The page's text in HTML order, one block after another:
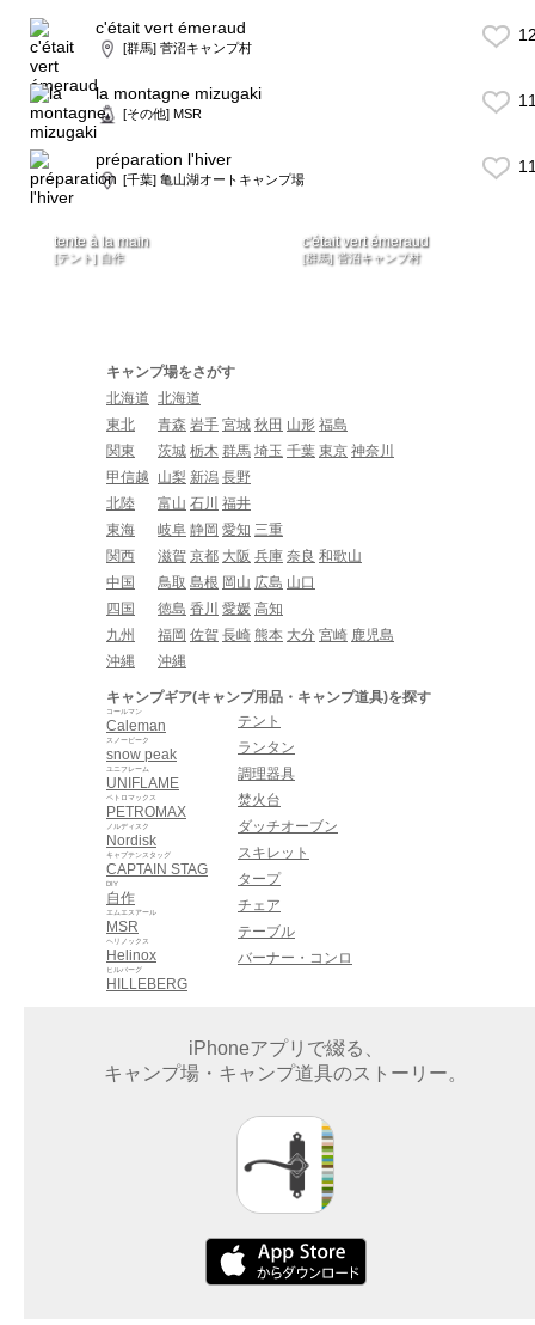
c'était vert émeraud
[群馬] 菅沼キャンプ村
la montagne mizugaki
[その他] MSR
préparation l'hiver
[千葉] 亀山湖オートキャンプ場
tente à la main
[テント] 自作
c'était vert émeraud
[群馬] 菅沼キャンプ村
キャンプ場をさがす
北海道 北海道
東北
青森 岩手 宮城 秋田 山形 福島
関東
茨城 栃木 群馬 埼玉 千葉 東京 神奈川
甲信越
山梨 新潟 長野
北陸
富山 石川 福井
東海
岐阜 静岡 愛知 三重
関西
滋賀 京都 大阪 兵庫 奈良 和歌山
中国
鳥取 島根 岡山 広島 山口
四国
徳島 香川 愛媛 高知
九州
福岡 佐賀 長崎 熊本 大分 宮崎 鹿児島
沖縄
沖縄
キャンプギア(キャンプ用品・キャンプ道具)を探す
Caleman
コールマン
snow peak
スノーピーク
UNIFLAME
ユニフレーム
PETROMAX
ペトロマックス
Nordisk
ノルディスク
CAPTAIN STAG
キャプテンスタッグ
自作
DIY
MSR
エムエスアール
Helinox
ヘリノックス
HILLEBERG
ヒルバーグ
テント
ランタン
調理器具
焚火台
ダッチオーブン
スキレット
タープ
チェア
テーブル
バーナー・コンロ
iPhoneアプリで綴る、
キャンプ場・キャンプ道具のストーリー。